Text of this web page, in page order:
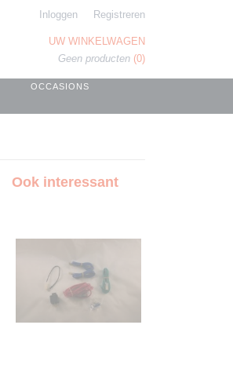
Inloggen Registreren
UW WINKELWAGEN
Geen producten (0)
OCCASIONS
Ook interessant